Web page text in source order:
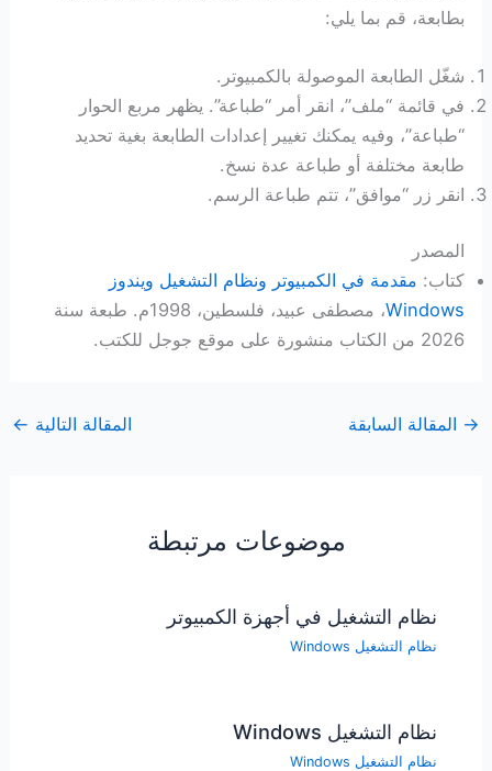
بطابعة، قم بما يلي:
شغّل الطابعة الموصولة بالكمبيوتر.
في قائمة “ملف”، انقر أمر “طباعة”. يظهر مربع الحوار
“طباعة”، وفيه يمكنك تغيير إعدادات الطابعة بغية تحديد
طابعة مختلفة أو طباعة عدة نسخ.
انقر زر “موافق”، تتم طباعة الرسم.
المصدر
كتاب: مقدمة في الكمبيوتر ونظام التشغيل ويندوز
Windows
، مصطفى عبيد، فلسطين، 1998م. طبعة سنة
2026 من الكتاب منشورة على موقع جوجل للكتب.
→ المقالة السابقة المقالة التالية ←
موضوعات مرتبطة
نظام التشغيل في أجهزة الكمبيوتر
نظام التشغيل Windows
نظام التشغيل Windows
نظام التشغيل Windows